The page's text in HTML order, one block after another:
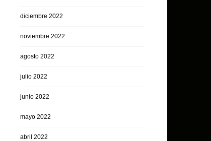
diciembre 2022
noviembre 2022
agosto 2022
julio 2022
junio 2022
mayo 2022
abril 2022